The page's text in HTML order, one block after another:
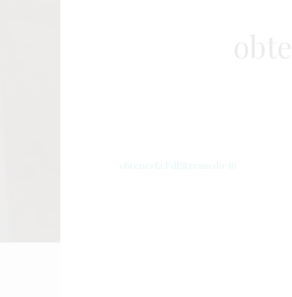
obtenerEcPdfStream.do-10